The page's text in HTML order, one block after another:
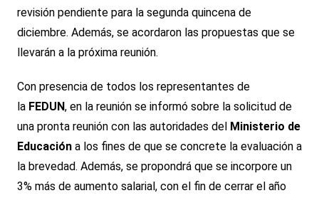
revisión pendiente para la segunda quincena de
diciembre. Además, se acordaron las propuestas que se
llevarán a la próxima reunión.
Con presencia de todos los representantes de
laFEDUN, en la reunión se informó sobre la solicitud de
una pronta reunión con las autoridades del Ministerio de
Educacióna los fines de que se concrete la evaluación a
la brevedad. Además, se propondrá que se incorpore un
3% más de aumento salarial, con el fin de cerrar el año